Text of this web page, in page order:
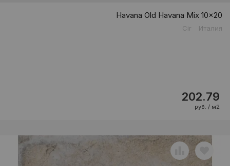
Havana Old Havana Mix 10x20
Cir Италия
202.79
руб. / м2